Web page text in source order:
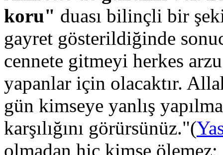
koru" duası bilinçli bir
gayret gösterildiğinde
cennete gitmeyi herkes
yapanlar için olacaktır.
gün kimseye yanlış
karşılığını görürsünüz."(
olmadan hiç kimse